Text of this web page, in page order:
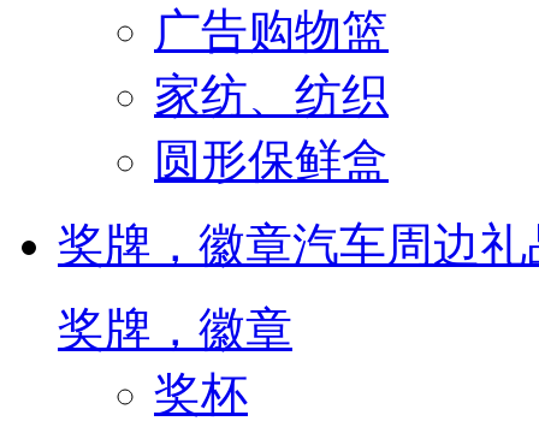
广告购物篮
家纺、纺织
圆形保鲜盒
奖牌，徽章汽车周边礼
奖牌，徽章
奖杯